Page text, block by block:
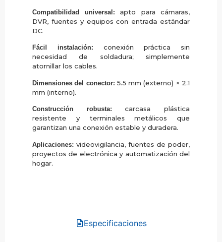
Especificaciones
Compatibilidad universal: apto para cámaras,
DVR, fuentes y equipos con entrada estándar
DC.
Fácil instalación: conexión práctica sin
necesidad de soldadura; simplemente
atornillar los cables.
Dimensiones del conector: 5.5 mm (externo) × 2.1
mm (interno).
Construcción robusta: carcasa plástica
resistente y terminales metálicos que
garantizan una conexión estable y duradera.
Aplicaciones: videovigilancia, fuentes de poder,
proyectos de electrónica y automatización del
hogar.